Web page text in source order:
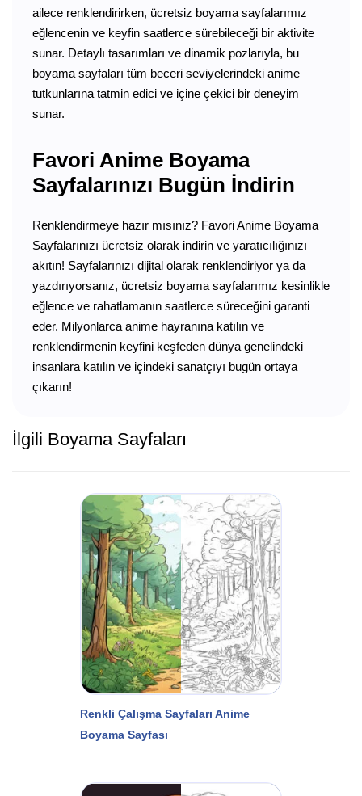
ailece renklendirirken, ücretsiz boyama sayfalarımız
eğlencenin ve keyfin saatlerce sürebileceği bir aktivite
sunar. Detaylı tasarımları ve dinamik pozlarıyla, bu
boyama sayfaları tüm beceri seviyelerindeki anime
tutkunlarına tatmin edici ve içine çekici bir deneyim
sunar.
Favori Anime Boyama
Sayfalarınızı Bugün İndirin
Renklendirmeye hazır mısınız? Favori Anime Boyama
Sayfalarınızı ücretsiz olarak indirin ve yaratıcılığınızı
akıtın! Sayfalarınızı dijital olarak renklendiriyor ya da
yazdırıyorsanız, ücretsiz boyama sayfalarımız kesinlikle
eğlence ve rahatlamanın saatlerce süreceğini garanti
eder. Milyonlarca anime hayranına katılın ve
renklendirmenin keyfini keşfeden dünya genelindeki
insanlara katılın ve içindeki sanatçıyı bugün ortaya
çıkarın!
İlgili Boyama Sayfaları
Renkli Çalışma Sayfaları Anime
Boyama Sayfası